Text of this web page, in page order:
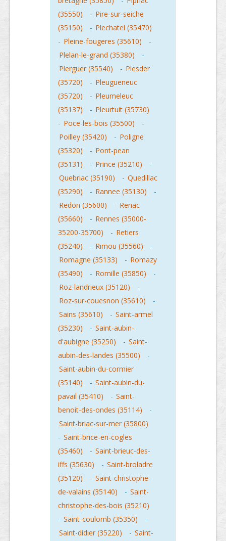
(35550)
- Pire-sur-seiche
(35150)
- Plechatel (35470)
- Pleine-fougeres (35610)
-
Plelan-le-grand (35380)
-
Plerguer (35540)
- Plesder
(35720)
- Pleugueneuc
(35720)
- Pleumeleuc
(35137)
- Pleurtuit (35730)
- Poce-les-bois (35500)
-
Poilley (35420)
- Poligne
(35320)
- Pont-pean
(35131)
- Prince (35210)
-
Quebriac (35190)
- Quedillac
(35290)
- Rannee (35130)
-
Redon (35600)
- Renac
(35660)
- Rennes (35000-
35200-35700)
- Retiers
(35240)
- Rimou (35560)
-
Romagne (35133)
- Romazy
(35490)
- Romille (35850)
-
Roz-landrieux (35120)
-
Roz-sur-couesnon (35610)
-
Sains (35610)
- Saint-armel
(35230)
- Saint-aubin-
d'aubigne (35250)
- Saint-
aubin-des-landes (35500)
-
Saint-aubin-du-cormier
(35140)
- Saint-aubin-du-
pavail (35410)
- Saint-
benoit-des-ondes (35114)
-
Saint-briac-sur-mer (35800)
- Saint-brice-en-cogles
(35460)
- Saint-brieuc-des-
iffs (35630)
- Saint-broladre
(35120)
- Saint-christophe-
de-valains (35140)
- Saint-
christophe-des-bois (35210)
- Saint-coulomb (35350)
-
Saint-didier (35220)
- Saint-